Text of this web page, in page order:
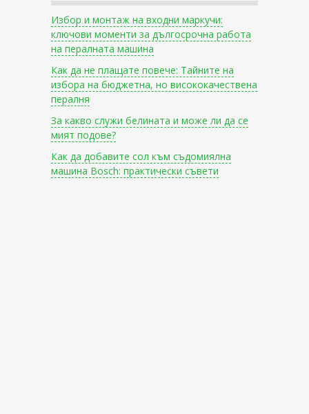
Избор и монтаж на входни маркучи:
ключови моменти за дългосрочна работа
на пералната машина
Как да не плащате повече: Тайните на
избора на бюджетна, но висококачествена
пералня
За какво служи белината и може ли да се
мият подове?
Как да добавите сол към съдомиялна
машина Bosch: практически съвети